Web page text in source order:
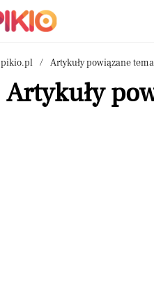
pikio.pl Artykuły powiązane
Artykuły